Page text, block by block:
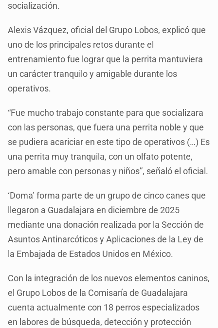
socialización.
Alexis Vázquez, oficial del Grupo Lobos, explicó que
uno de los principales retos durante el
entrenamiento fue lograr que la perrita mantuviera
un carácter tranquilo y amigable durante los
operativos.
“Fue mucho trabajo constante para que socializara
con las personas, que fuera una perrita noble y que
se pudiera acariciar en este tipo de operativos (…) Es
una perrita muy tranquila, con un olfato potente,
pero amable con personas y niños”, señaló el oficial.
‘Doma’ forma parte de un grupo de cinco canes que
llegaron a Guadalajara en diciembre de 2025
mediante una donación realizada por la Sección de
Asuntos Antinarcóticos y Aplicaciones de la Ley de
la Embajada de Estados Unidos en México.
Con la integración de los nuevos elementos caninos,
el Grupo Lobos de la Comisaría de Guadalajara
cuenta actualmente con 18 perros especializados
en labores de búsqueda, detección y protección